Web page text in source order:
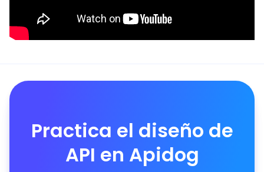
Practica el diseño de
API en Apidog